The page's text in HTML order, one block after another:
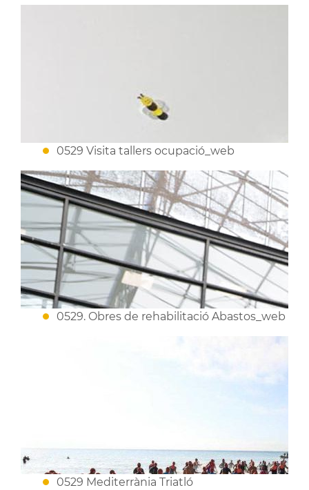
0529 Visita tallers ocupació_web
0529. Obres de rehabilitació Abastos_web
0529 Mediterrània Triatló